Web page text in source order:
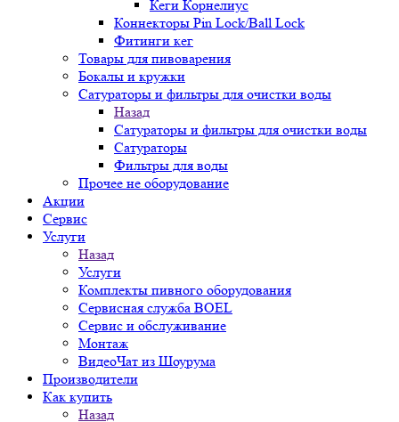
Кеги Корнелиус
Коннекторы Pin Lock/Ball Lock
Фитинги кег
Товары для пивоварения
Бокалы и кружки
Сатураторы и фильтры для очистки воды
Назад
Сатураторы и фильтры для очистки воды
Сатураторы
Фильтры для воды
Прочее не оборудование
Акции
Сервис
Услуги
Назад
Услуги
Комплекты пивного оборудования
Сервисная служба BOEL
Сервис и обслуживание
Монтаж
ВидеоЧат из Шоурума
Производители
Как купить
Назад